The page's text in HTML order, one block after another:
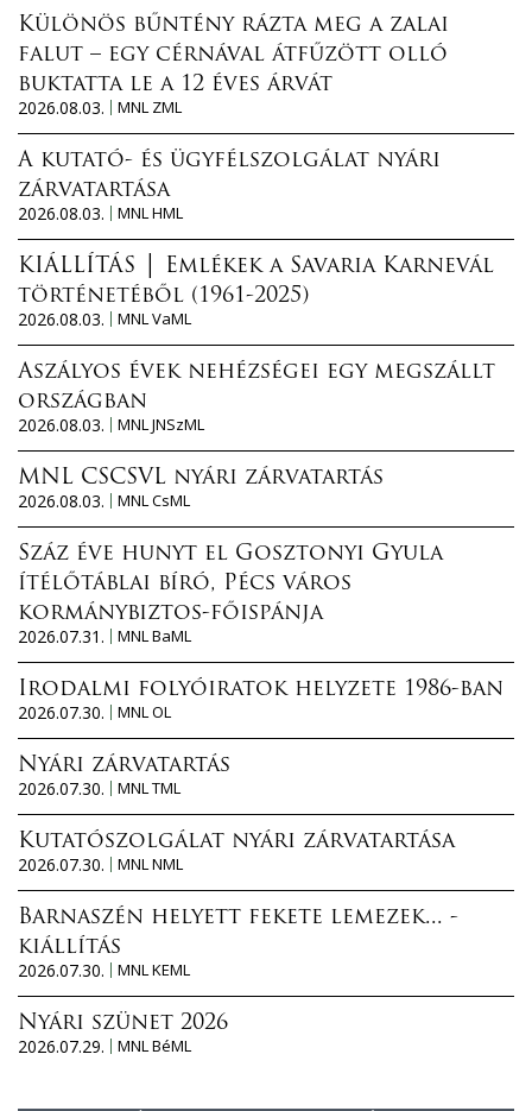
Különös bűntény rázta meg a zalai
falut – egy cérnával átfűzött olló
buktatta le a 12 éves árvát
2026.08.03.
MNL ZML
A kutató- és ügyfélszolgálat nyári
zárvatartása
2026.08.03.
MNL HML
KIÁLLÍTÁS │ Emlékek a Savaria Karnevál
történetéből (1961-2025)
2026.08.03.
MNL VaML
Aszályos évek nehézségei egy megszállt
országban
2026.08.03.
MNL JNSzML
MNL CSCSVL nyári zárvatartás
2026.08.03.
MNL CsML
Száz éve hunyt el Gosztonyi Gyula
ítélőtáblai bíró, Pécs város
kormánybiztos-főispánja
2026.07.31.
MNL BaML
Irodalmi folyóiratok helyzete 1986-ban
2026.07.30.
MNL OL
Nyári zárvatartás
2026.07.30.
MNL TML
Kutatószolgálat nyári zárvatartása
2026.07.30.
MNL NML
Barnaszén helyett fekete lemezek... -
kiállítás
2026.07.30.
MNL KEML
Nyári szünet 2026
2026.07.29.
MNL BéML